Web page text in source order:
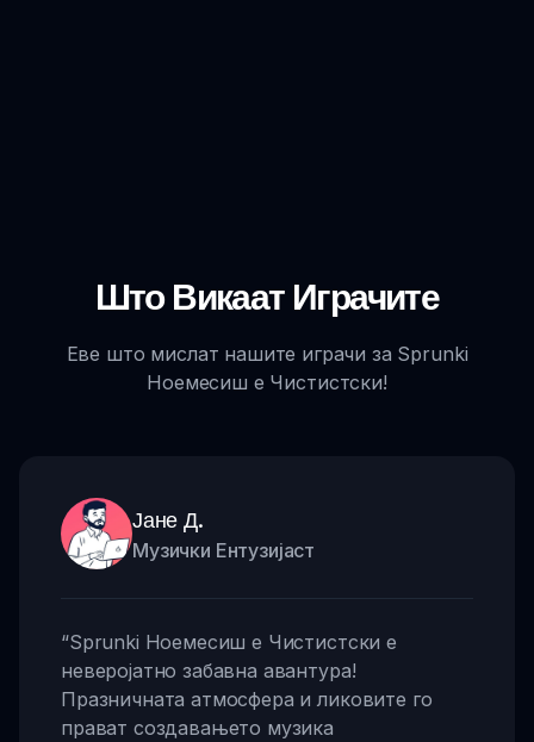
Што Викаат Играчите
Еве што мислат нашите играчи за Sprunki
Ноемесиш е Чистистски!
Јане Д.
Музички Ентузијаст
“Sprunki Ноемесиш е Чистистски е
неверојатно забавна авантура!
Празничната атмосфера и ликовите го
прават создавањето музика